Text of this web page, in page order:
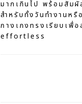
มากเกินไป พร้อมสัมผั
สำหรับทั้งวันทำงานห
กางเกงทรงเรียบเพื่
effortless